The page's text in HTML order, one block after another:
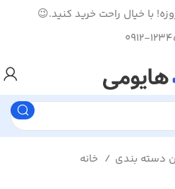
با خیال راحت خرید کنید.😉
0912-